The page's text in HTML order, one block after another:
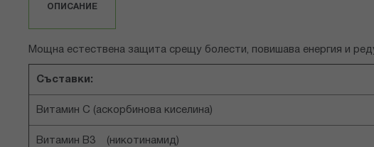
ОПИСАНИЕ
Мощна естествена защита срещу болести, повишава енергия и
Съставки:
Витамин С (аскорбинова киселина)
Витамин B3 (никотинамид)